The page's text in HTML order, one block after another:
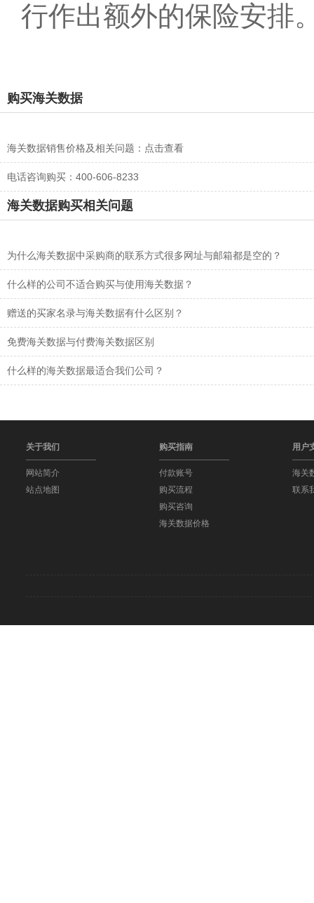
行作出额外的保险安排
购买海关数据
海关数据销售价格及相关问题： 点击查看
电话咨询购买：400-606-8233
海关数据购买相关问题
为什么海关数据中采购商的联系方式很多网址与邮箱都是空的？
什么样的公司不适合购买与使用海关数据？
赠送的买家名录与海关数据有什么区别？
免费海关数据与付费海关数据区别
什么样的海关数据最适合我们公司？
关于我们
网站简介
站点地图
购买指南
付款账号
购买流程
购买咨询
海关数据价格
用户
海关
联系